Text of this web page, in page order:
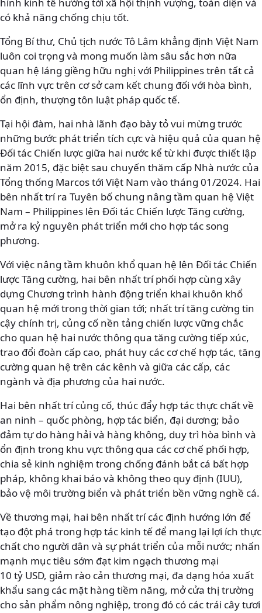
có khả năng chống chịu tốt.
Tổng Bí thư, Chủ tịch nước Tô Lâm khẳng định Việt Nam
luôn coi trọng và mong muốn làm sâu sắc hơn nữa
quan hệ láng giềng hữu nghị với Philippines trên tất cả
các lĩnh vực trên cơ sở cam kết chung đối với hòa bình,
ổn định, thượng tôn luật pháp quốc tế.
Tại hội đàm, hai nhà lãnh đạo bày tỏ vui mừng trước
những bước phát triển tích cực và hiệu quả của quan hệ
Đối tác Chiến lược giữa hai nước kể từ khi được thiết lập
năm 2015, đặc biệt sau chuyến thăm cấp Nhà nước của
Tổng thống Marcos tới Việt Nam vào tháng 01/2024. Hai
bên nhất trí ra Tuyên bố chung nâng tầm quan hệ Việt
Nam – Philippines lên Đối tác Chiến lược Tăng cường,
mở ra kỷ nguyên phát triển mới cho hợp tác song
phương.
Với việc nâng tầm khuôn khổ quan hệ lên Đối tác Chiến
lược Tăng cường, hai bên nhất trí phối hợp cùng xây
dựng Chương trình hành động triển khai khuôn khổ
quan hệ mới trong thời gian tới; nhất trí tăng cường tin
cậy chính trị, củng cố nền tảng chiến lược vững chắc
cho quan hệ hai nước thông qua tăng cường tiếp xúc,
trao đổi đoàn cấp cao, phát huy các cơ chế hợp tác, tăng
cường quan hệ trên các kênh và giữa các cấp, các
ngành và địa phương của hai nước.
Hai bên nhất trí củng cố, thúc đẩy hợp tác thực chất về
an ninh – quốc phòng, hợp tác biển, đại dương; bảo
đảm tự do hàng hải và hàng không, duy trì hòa bình và
ổn định trong khu vực thông qua các cơ chế phối hợp,
chia sẻ kinh nghiệm trong chống đánh bắt cá bất hợp
pháp, không khai báo và không theo quy định (IUU),
bảo vệ môi trường biển và phát triển bền vững nghề cá.
Về thương mại, hai bên nhất trí các định hướng lớn để
tạo đột phá trong hợp tác kinh tế để mang lại lợi ích thực
chất cho người dân và sự phát triển của mỗi nước; nhấn
mạnh mục tiêu sớm đạt kim ngạch thương mại
10 tỷ USD, giảm rào cản thương mại, đa dạng hóa xuất
khẩu sang các mặt hàng tiềm năng, mở cửa thị trường
cho sản phẩm nông nghiệp, trong đó có các trái cây tươi